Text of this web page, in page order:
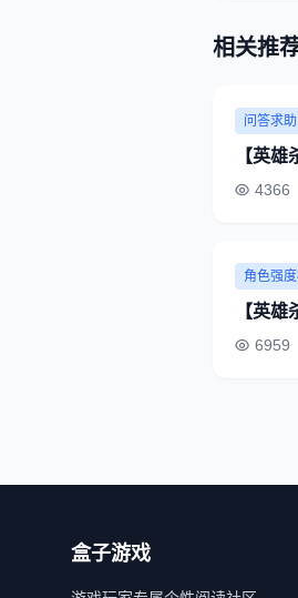
相关推
问答求助
【英
4366
角色强
【英
6959
盒子游戏